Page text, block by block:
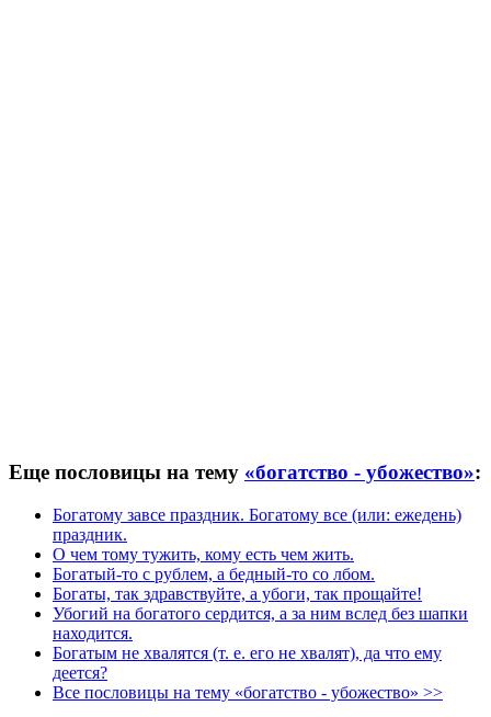
Еще пословицы на тему «богатство - убожество»:
Богатому завсе праздник. Богатому все (или: ежедень)
праздник.
О чем тому тужить, кому есть чем жить.
Богатый-то с рублем, а бедный-то со лбом.
Богаты, так здравствуйте, а убоги, так прощайте!
Убогий на богатого сердится, а за ним вслед без шапки
находится.
Богатым не хвалятся (т. е. его не хвалят), да что ему
деется?
Все пословицы на тему «богатство - убожество» >>